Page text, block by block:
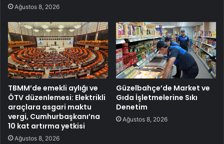
Ağustos 8, 2026
TBMM’de emekli aylığı ve
ÖTV düzenlemesi: Elektrikli
araçlara asgari maktu
vergi, Cumhurbaşkanı’na
10 kat artırma yetkisi
Ağustos 8, 2026
Güzelbahçe’de Market ve
Gıda İşletmelerine Sıkı
Denetim
Ağustos 8, 2026